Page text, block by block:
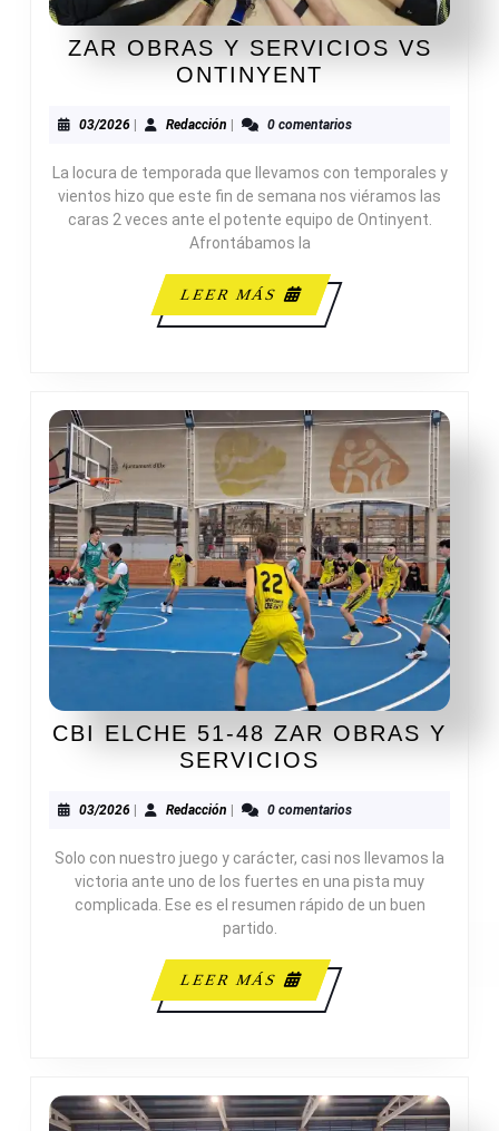
ZAR OBRAS Y SERVICIOS VS
ONTINYENT
Y
VS
ONTINYENT
03/202603/2026
| RedacciónRedacción
| 0 comentarios
La locura de temporada que llevamos con temporales y
vientos hizo que este fin de semana nos viéramos las
caras 2 veces ante el potente equipo de Ontinyent.
Afrontábamos la
LEER MÁS
LEER
MÁS
CBI ELCHE 51-48 ZAR OBRAS Y
SERVICIOS
51-
ZAR
OBRAS
Y
03/202603/2026
| RedacciónRedacción
| 0 comentarios
Solo con nuestro juego y carácter, casi nos llevamos la
victoria ante uno de los fuertes en una pista muy
complicada. Ese es el resumen rápido de un buen
partido.
LEER MÁS
LEER
MÁS